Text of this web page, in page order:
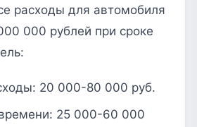
расходы для автомобиля
000 рублей при сроке
20 000-80 000 руб.
25 000-60 000